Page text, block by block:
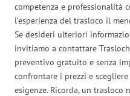
competenza e professionalità
l’esperienza del trasloco il
Se desideri ulteriori
invitiamo a contattare
preventivo gratuito e senza
confrontare i prezzi e
esigenze. Ricorda, un trasloco